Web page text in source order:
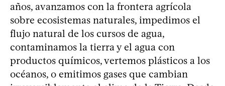
años, avanzamos con la frontera agrícola
sobre ecosistemas naturales, impedimos el
flujo natural de los cursos de agua,
contaminamos la tierra y el agua con
productos químicos, vertemos plásticos a los
océanos, o emitimos gases que cambian